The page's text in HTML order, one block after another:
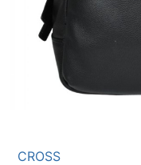
CROSS